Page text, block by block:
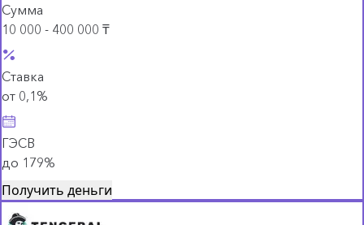
Сумма
10 000 - 400 000 ₸
Ставка
от 0,1%
ГЭСВ
до 179%
Получить деньги